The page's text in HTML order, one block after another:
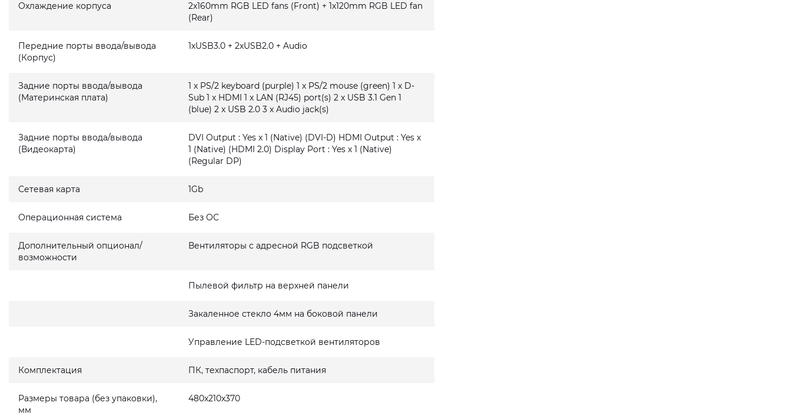
Охлаждение корпуса
2x160mm RGB LED fans (Front) + 1x120mm RGB LED fan
(Rear)
Передние порты ввода/вывода
(Корпус)
1xUSB3.0 + 2xUSB2.0 + Audio
Задние порты ввода/вывода
(Материнская плата)
1 x PS/2 keyboard (purple) 1 x PS/2 mouse (green) 1 x D-
Sub 1 x HDMI 1 x LAN (RJ45) port(s) 2 x USB 3.1 Gen 1
(blue) 2 x USB 2.0 3 x Audio jack(s)
Задние порты ввода/вывода
(Видеокарта)
DVI Output : Yes x 1 (Native) (DVI-D) HDMI Output : Yes x
1 (Native) (HDMI 2.0) Display Port : Yes x 1 (Native)
(Regular DP)
Сетевая карта 1Gb
Операционная система Без ОС
Дополнительный опционал/
возможности
Вентиляторы с адресной RGB подсветкой
Пылевой фильтр на верхней панели
Закаленное стекло 4мм на боковой панели
Управление LED-подсветкой вентиляторов
Комплектация ПК, техпаспорт, кабель питания
Размеры товара (без упаковки),
мм
480x210x370